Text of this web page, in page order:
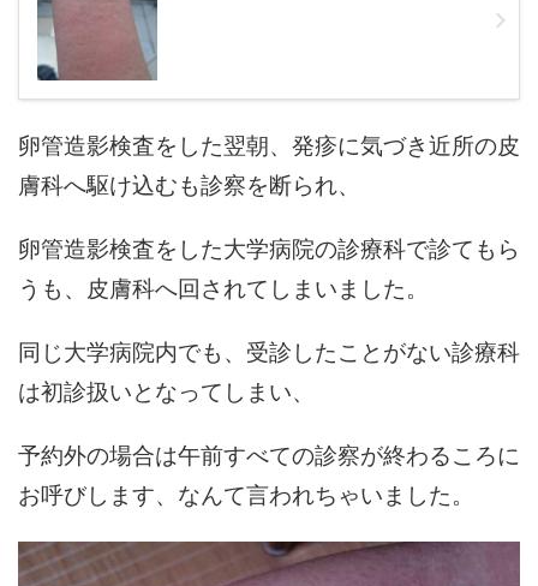
卵管造影検査をした翌朝、発疹に気づき近所の皮
膚科へ駆け込むも診察を断られ、
卵管造影検査をした大学病院の診療科で診てもら
うも、皮膚科へ回されてしまいました。
同じ大学病院内でも、受診したことがない診療科
は初診扱いとなってしまい、
予約外の場合は午前すべての診察が終わるころに
お呼びします、なんて言われちゃいました。